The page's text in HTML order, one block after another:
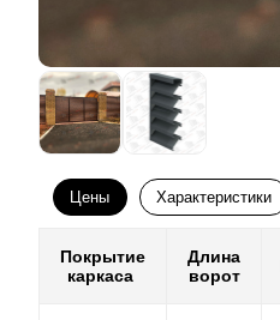
Цены Характеристики
Покрытие
каркаса
Длина
ворот